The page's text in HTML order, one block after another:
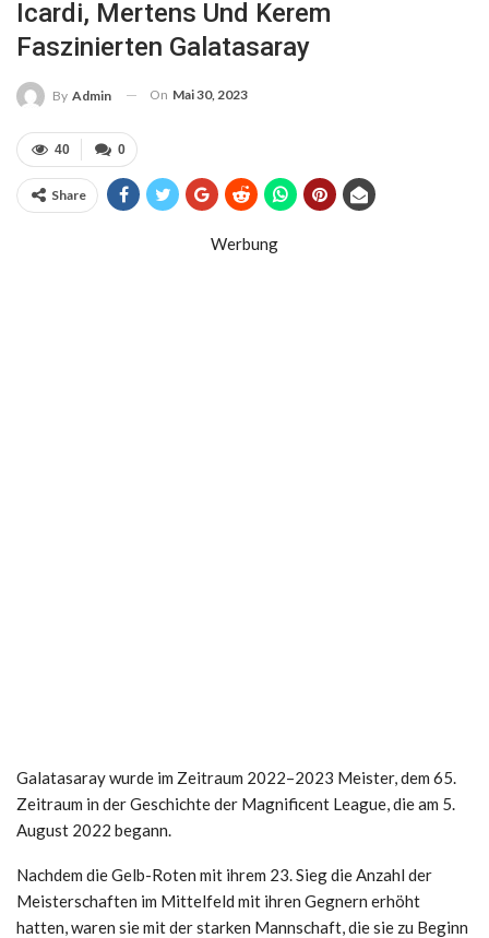
Icardi, Mertens Und Kerem
Faszinierten Galatasaray
By Admin On Mai 30, 2023
0
40
Share
Werbung
Galatasaray wurde im Zeitraum 2022–2023 Meister, dem 65.
Zeitraum in der Geschichte der Magnificent League, die am 5.
August 2022 begann.
Nachdem die Gelb-Roten mit ihrem 23. Sieg die Anzahl der
Meisterschaften im Mittelfeld mit ihren Gegnern erhöht
hatten, waren sie mit der starken Mannschaft, die sie zu Beginn